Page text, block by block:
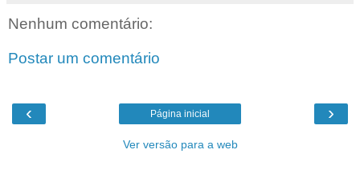
Nenhum comentário:
Postar um comentário
‹ ›
Página inicial
Ver versão para a web